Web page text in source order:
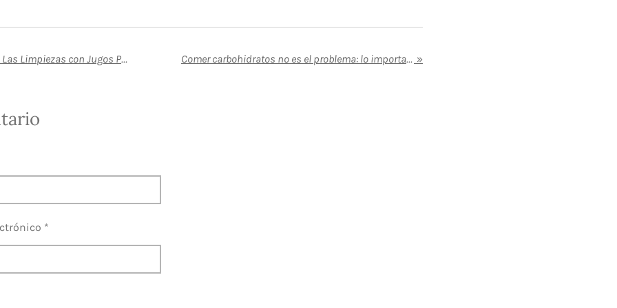
Nuevo Estudio Advierte: Las Limpiezas con Jugos Podrían Dañar la Salud Intestinal Comer carbohidratos no es el problema: lo importante es el tipo de carbohidrato que eliges »
*